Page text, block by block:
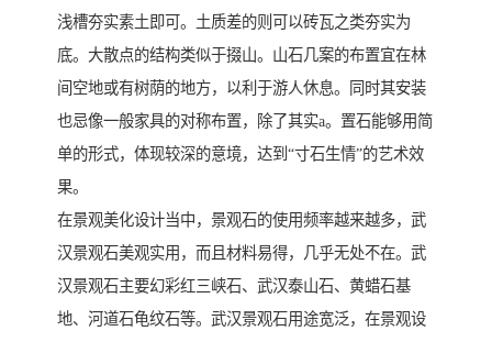
浅槽夯实素土即可。土质差的则可以砖瓦之类夯实为
底。大散点的结构类似于掇山。山石几案的布置宜在林
间空地或有树荫的地方，以利于游人休息。同时其安装
也忌像一般家具的对称布置，除了其实a。置石能够用简
单的形式，体现较深的意境，达到“寸石生情”的艺术效
果。
在景观美化设计当中，景观石的使用频率越来越多，武
汉景观石美观实用，而且材料易得，几乎无处不在。武
汉景观石主要幻彩红三峡石、武汉泰山石、黄蜡石基
地、河道石龟纹石等。武汉景观石用途宽泛，在景观设